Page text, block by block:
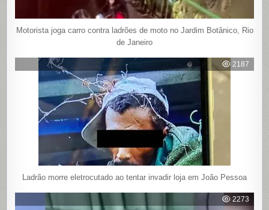
Motorista joga carro contra ladrões de moto no Jardim Botânico, Rio
de Janeiro
2187
Ladrão morre eletrocutado ao tentar invadir loja em João Pessoa
2273